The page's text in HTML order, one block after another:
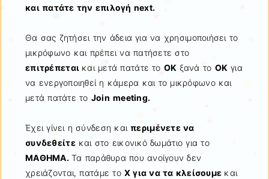
και πατάτε την επιλογή next.
Θα σας ζητήσει την άδεια για να χρησιμοποιήσει το
μικρόφωνο και πρέπει να πατήσετε στο
επιτρέπεται και μετά πατάτε το ΟΚ ξανά το ΟΚ για
να ενεργοποιηθεί η κάμερα και το μικρόφωνο και
μετά πατάτε το Join meeting.
Έχει γίνει η σύνδεση καιπεριμένετε να
συνδεθείτεκαι στο εικονικό δωμάτιο για το
ΜΑΘΗΜΑ.Τα παράθυρα που ανοίγουν δεν
χρειάζονται, πατάμε το Χ για να τα κλείσουμε και